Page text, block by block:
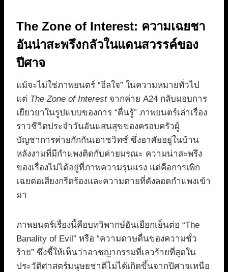
The Zone of Interest: ความเฉยชา
อันน่าสะพรึงกลัวในแดนสวรรค์ของ
ปีศาจ
แม้จะไม่ใช่ภาพยนตร์ “ฮีลใจ” ในความหมายทั่วไป
แต่ The Zone of Interestจากค่าย A24 กลับมอบการ
เยียวยาในรูปแบบของการ “ตื่นรู้” ภาพยนตร์เล่าเรื่อง
ราวชีวิตประจำวันอันแสนสุขของครอบครัวผู้
บัญชาการค่ายกักกันเอาชวิทซ์ ซึ่งอาศัยอยู่ในบ้าน
หลังงามที่มีกำแพงติดกับค่ายมรณะ ความน่าสะพรึง
ของเรื่องไม่ได้อยู่ที่ภาพความรุนแรง แต่คือการเพิก
เฉยต่อเสียงกรีดร้องและความตายที่ดังลอดกำแพงเข้า
มา
ภาพยนตร์เรื่องนี้คือบทวิพากษ์อันเยือกเย็นต่อ “The
Banality of Evil” หรือ “ความดาษดื่นของความชั่ว
ร้าย” ซึ่งชี้ให้เห็นว่าอาชญากรรมที่เลวร้ายที่สุดใน
ประวัติศาสตร์มนุษยชาติไม่ได้เกิดขึ้นจากปิศาจเหนือ